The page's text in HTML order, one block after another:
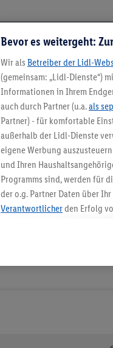
Bevor es weitergeht:
Wir als Betreiber der Lidl-
(gemeinsam: „Lidl-Dienste“)
Informationen in Ihrem
auch durch Partner (u.a.als
Partner) - für komfortable
außerhalb der Lidl-Dienste
eigene Werbung
und Ihren
Programms sind, werden für
der o.g. Partner Daten über
Verantwortlicherden Erfolg
angereicherten Profilen.
Kaufverhalten in den Lidl-
genauen Standortdaten)
Erfolgsmessung der
Sicherung und Optimierung